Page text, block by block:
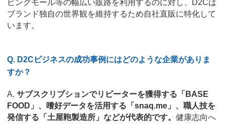
ピングモール等の幅広い販路を利用するのに対し、D2Cは
ブランド独自の世界観を維持するため自社直販に特化して
います。
Q. D2Cビジネスの成功事例にはどのような企業がありま
すか？
A. サブスクリプションでリピーターを獲得する「BASE
FOOD」、嗜好データを活用する「snaq.me」、職人技を
発信する「土屋鞄製造所」などが代表的です。 健康志向へ